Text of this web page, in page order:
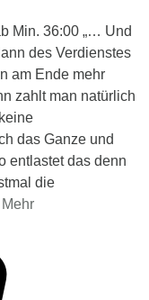
Min. 36:00 „… Und
des Verdienstes
am Ende mehr
zahlt man natürlich
das Ganze und
entlastet das denn
die
Mehr